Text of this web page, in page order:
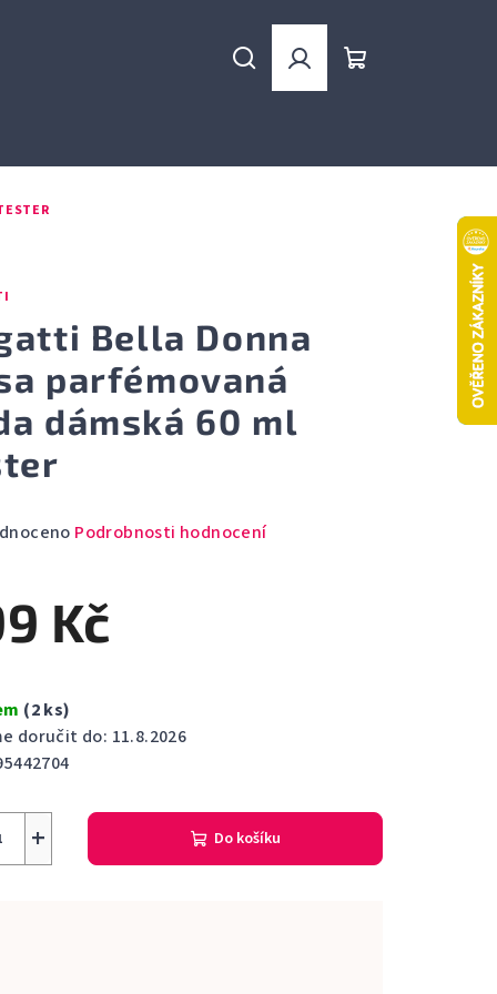
HledatPřihlášení
Bella Donna
parfémovaná
dámská 60 ml
Podrobnosti hodnocení
Kč
(2 ks)
doručit do: 11.8.2026
+ Do košíku